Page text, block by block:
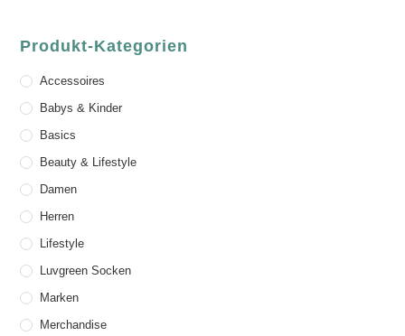
Produkt-Kategorien
Accessoires
Babys & Kinder
Basics
Beauty & Lifestyle
Damen
Herren
Lifestyle
Luvgreen Socken
Marken
Merchandise